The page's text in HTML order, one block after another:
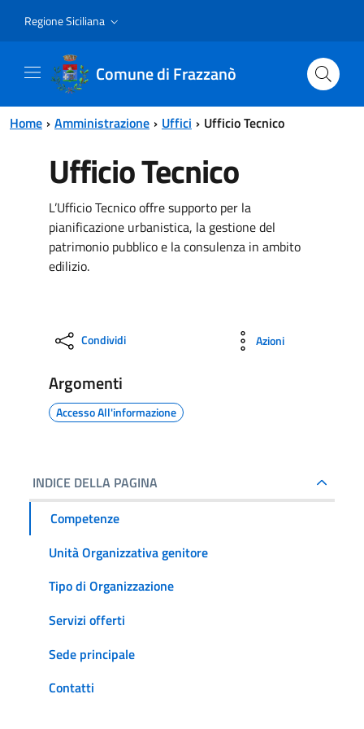
Regione Siciliana
Comune di Frazzanò
Home Amministrazione Uffici Ufficio Tecnico
Ufficio Tecnico
L’Ufficio Tecnico offre supporto per la
pianificazione urbanistica, la gestione del
patrimonio pubblico e la consulenza in ambito
edilizio.
Condividi Azioni
Argomenti
Accesso All'informazione
INDICE DELLA PAGINA
Competenze
Unità Organizzativa genitore
Tipo di Organizzazione
Servizi offerti
Sede principale
Contatti